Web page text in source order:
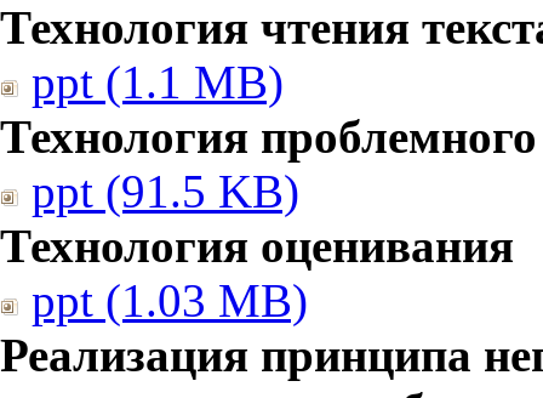
Технология чтения
ppt (1.1 MB)
Технология
ppt (91.5 KB)
Технология оценивания
ppt (1.03 MB)
Реализация принципа